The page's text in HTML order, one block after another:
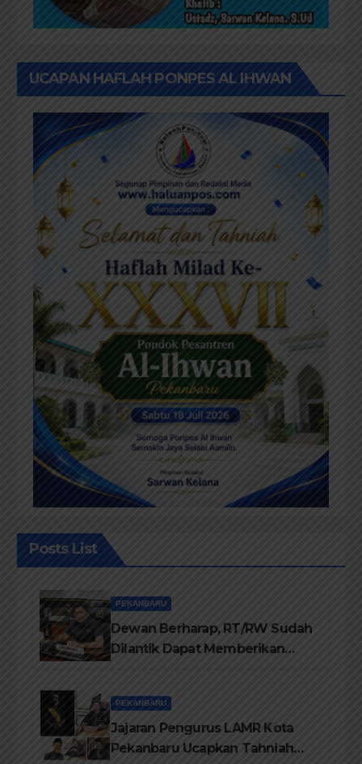
UCAPAN HAFLAH PONPES AL IHWAN
Posts List
PEKANBARU
Dewan Berharap, RT/RW Sudah
Dilantik Dapat Memberikan
PEKANBARU
Jajaran Pengurus LAMR Kota
Pekanbaru Ucapkan Tahniah